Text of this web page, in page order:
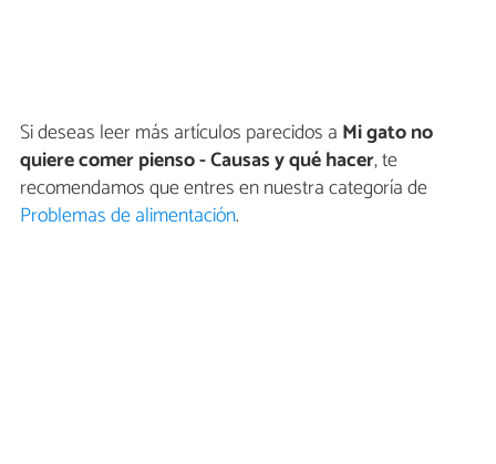
Si deseas leer más artículos parecidos a Mi gato no
quiere comer pienso - Causas y qué hacer, te
recomendamos que entres en nuestra categoría de
Problemas de alimentación.